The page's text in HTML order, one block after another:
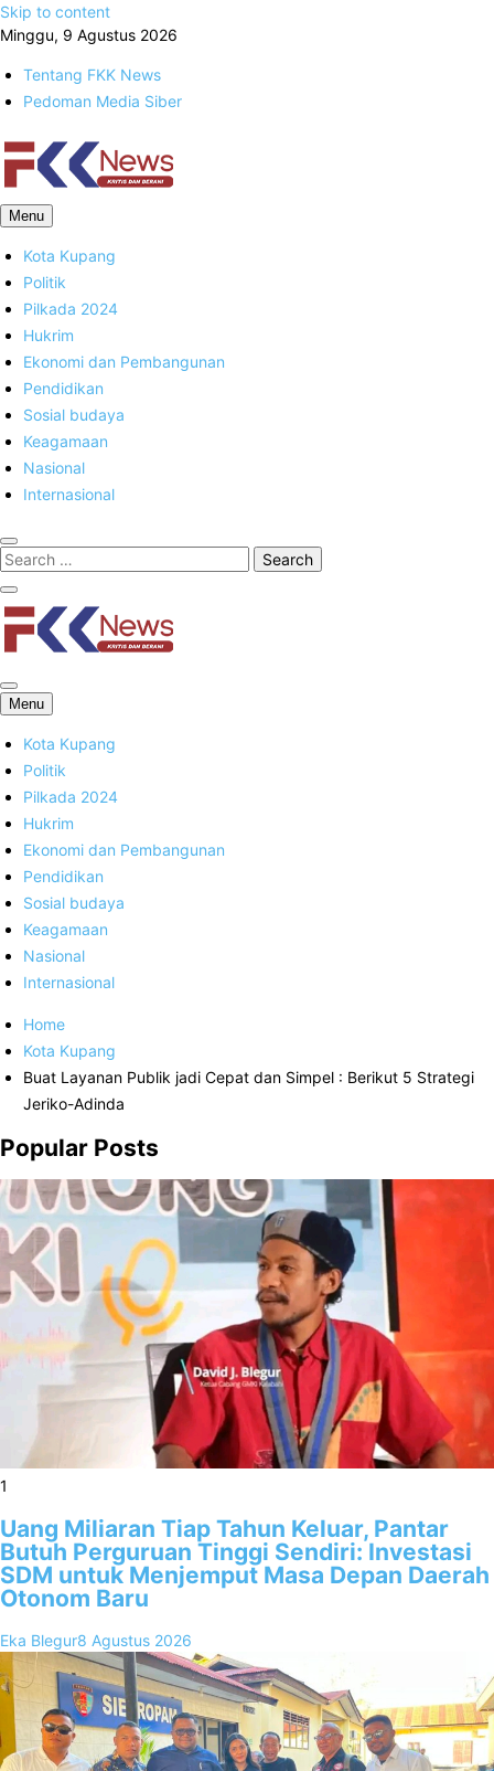
Skip to content
Minggu, 9 Agustus 2026
Tentang FKK News
Pedoman Media Siber
FKK News
Menu
Kota Kupang
Politik
Pilkada 2024
Hukrim
Ekonomi dan Pembangunan
Pendidikan
Sosial budaya
Keagamaan
Nasional
Internasional
FKK News
Menu
Kota Kupang
Politik
Pilkada 2024
Hukrim
Ekonomi dan Pembangunan
Pendidikan
Sosial budaya
Keagamaan
Nasional
Internasional
Home
Kota Kupang
Buat Layanan Publik jadi Cepat dan Simpel : Berikut 5 Strategi
Jeriko-Adinda
Popular Posts
1
Uang Miliaran Tiap Tahun Keluar, Pantar
Butuh Perguruan Tinggi Sendiri: Investasi
SDM untuk Menjemput Masa Depan Daerah
Otonom Baru
Eka Blegur8 Agustus 2026